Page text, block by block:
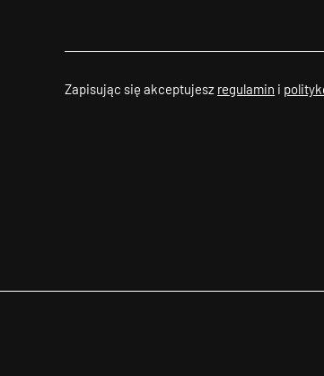
Zapisując się akceptujesz regulamin i